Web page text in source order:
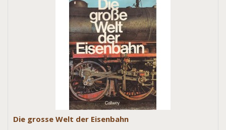
Die grosse Welt der Eisenbahn